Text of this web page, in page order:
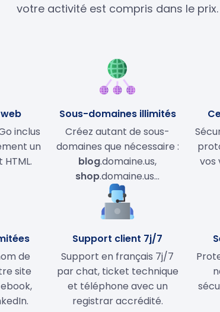
votre activité est compris dans le prix.
inclus
un
Sous-domaines illimités
Créez autant de sous-
domaines que nécessaire :
blog.domaine.us,
shop.domaine.us…
vos
de
site
Support client 7j/7
Support en français 7j/7
par chat, ticket technique
et téléphone avec un
registrar accrédité.